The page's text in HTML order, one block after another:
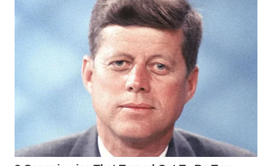
INDRAMAYU
WN
SUBANG